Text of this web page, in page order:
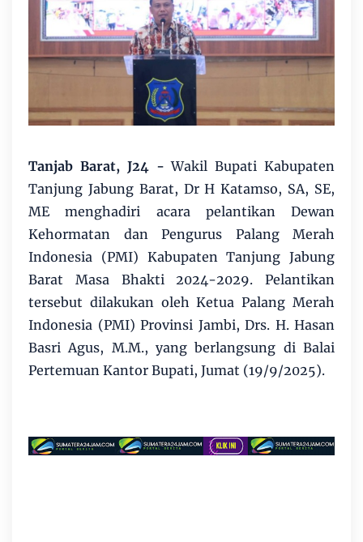
Tanjab Barat, J24 -Wakil Bupati Kabupaten
Tanjung Jabung Barat, Dr H Katamso, SA, SE,
ME menghadiri acara pelantikan Dewan
Kehormatan dan Pengurus Palang Merah
Indonesia (PMI) Kabupaten Tanjung Jabung
Barat Masa Bhakti 2024-2029. Pelantikan
tersebut dilakukan oleh Ketua Palang Merah
Indonesia (PMI) Provinsi Jambi, Drs. H. Hasan
Basri Agus, M.M., yang berlangsung di Balai
Pertemuan Kantor Bupati, Jumat (19/9/2025).